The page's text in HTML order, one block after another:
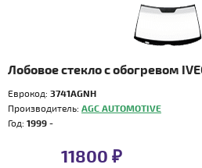
Лобовое стекло с обогревом
Еврокод: 3741AGNH
Производитель: AGC AUTOMOTIVE
Год: 1999 -
11800 ₽